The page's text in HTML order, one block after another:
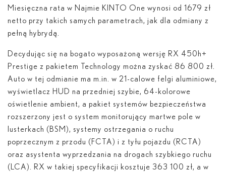
Miesięczna rata w Najmie KINTO One wynosi od 1679 zł
netto przy takich samych parametrach, jak dla odmiany z
pełną hybrydą.
Decydując się na bogato wyposażoną wersję RX 450 h+
Prestige z pakietem Technology można zyskać 86 800 zł.
Auto w tej odmianie ma m.in. w 21-calowe felgi aluminiowe,
wyświetlacz HUD na przedniej szybie, 64-kolorowe
oświetlenie ambient, a pakiet systemów bezpieczeństwa
rozszerzony jest o system monitorujący martwe pole w
lusterkach (BSM), systemy ostrzegania o ruchu
poprzecznym z przodu (FCTA) i z tyłu pojazdu (RCTA)
oraz asystenta wyprzedzania na drogach szybkiego ruchu
(LCA). RX w takiej specyfikacji kosztuje 363 100 zł, a w